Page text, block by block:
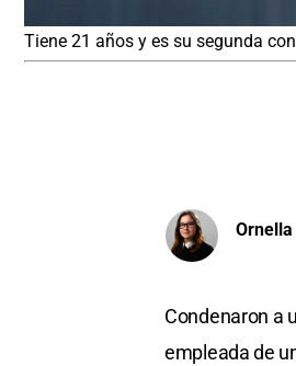
Tiene 21 años y es su segunda
Condenaron a
empleada de